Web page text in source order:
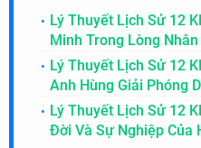
Lý Thuyết Lịch Sử 12
Minh Trong Lòng
Lý Thuyết Lịch Sử 12
Anh Hùng Giải Phóng
Lý Thuyết Lịch Sử 12
Đời Và Sự Nghiệp Của